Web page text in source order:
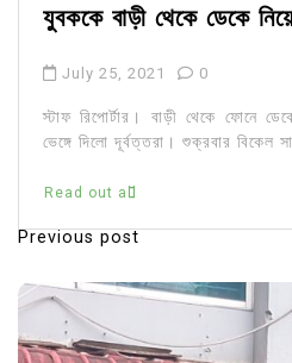
যুবককে বাড়ী থেকে ডেকে
July 25, 2021 0
স্টাফ রিপোর্টার। বাড়ী থেকে ফোনে
ভেঙ্গে দিলো দূর্বত্তরা। শুক্রবার বিকেল
Read out all
P
o
t
Previous post